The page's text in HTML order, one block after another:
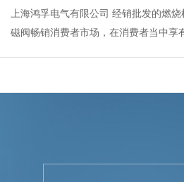
上海鸿孚电气有限公司 经销批发的燃
磁阀畅销消费者市场，在消费者当中享